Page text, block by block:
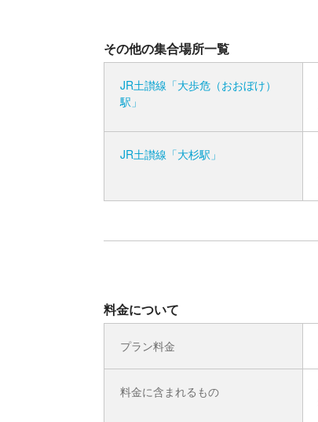
その他の集合場所一覧
JR土讃線「大歩危（おおぼけ）
駅」
JR土讃線「大杉駅」
料金について
プラン料金
料金に含まれるもの